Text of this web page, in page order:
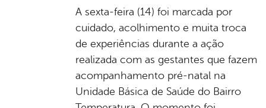
A sexta-feira (14) foi marcada por
cuidado, acolhimento e muita troca
de experiências durante a ação
realizada com as gestantes que fazem
acompanhamento pré-natal na
Unidade Básica de Saúde do Bairro